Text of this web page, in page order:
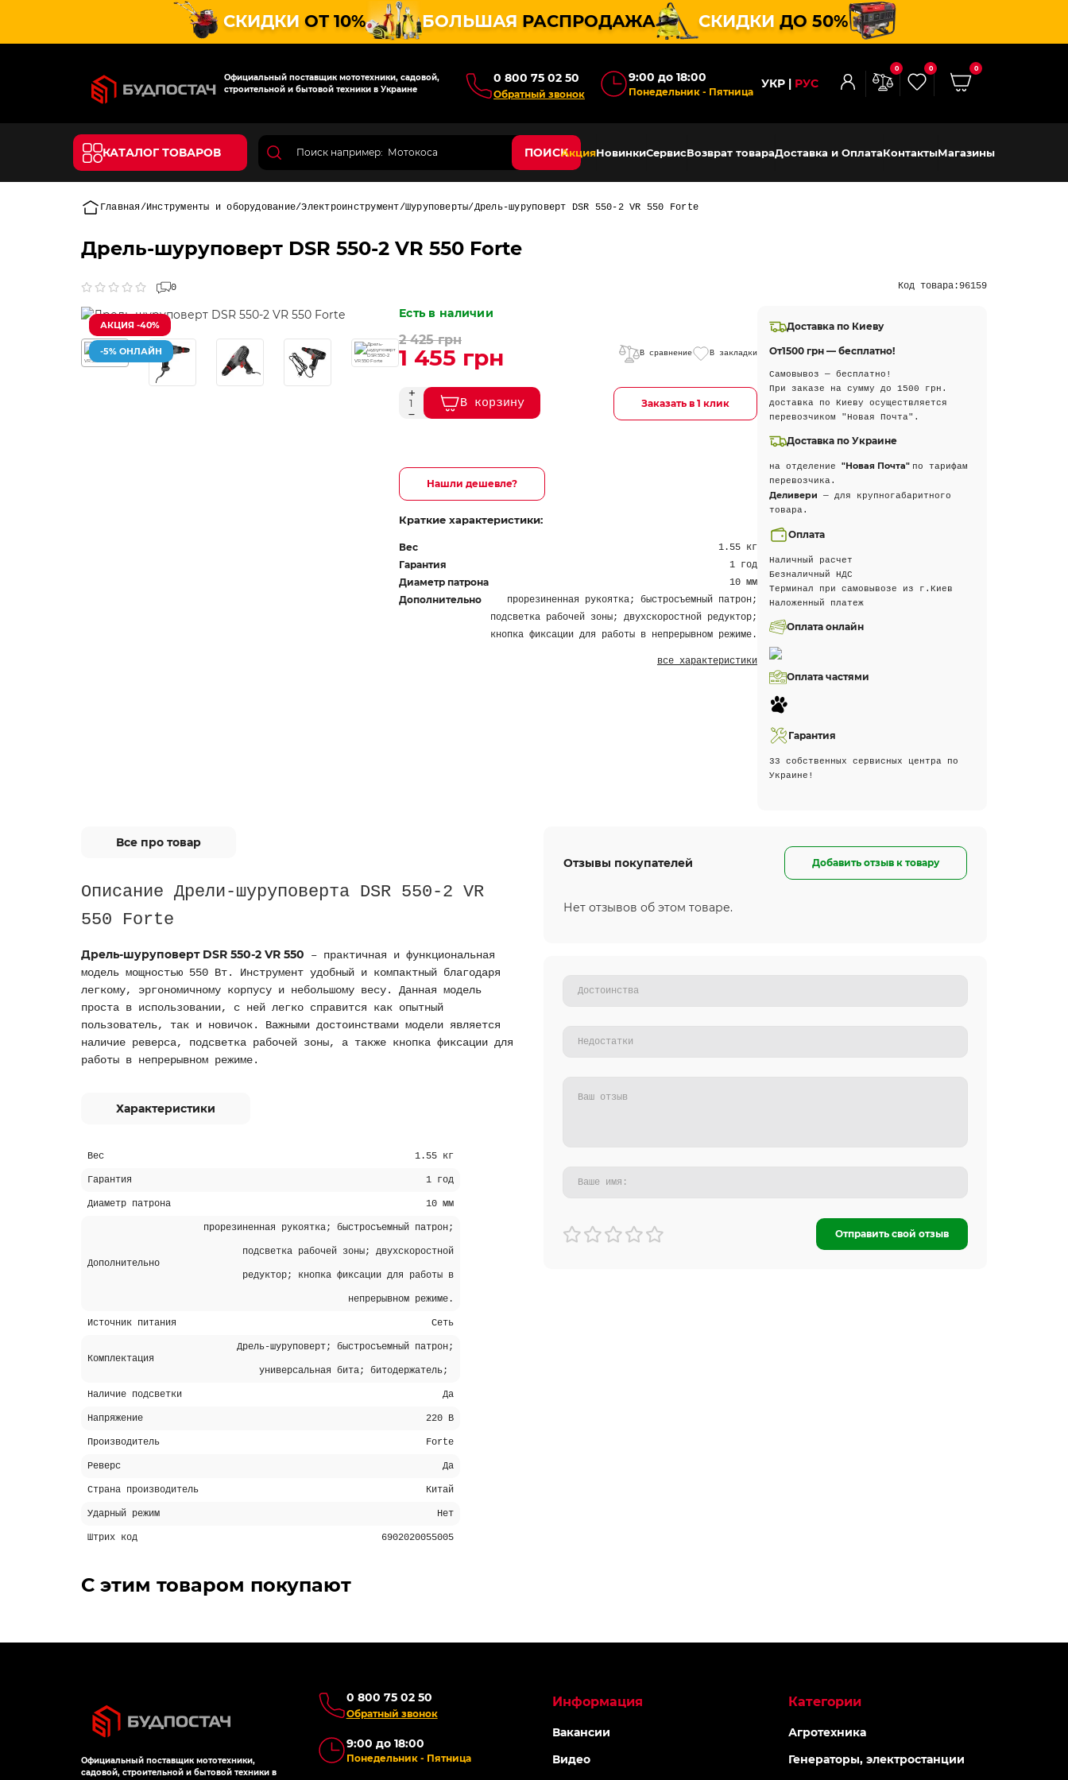
СКИДКИ ОТ 10% БОЛЬШАЯ РАСПРОДАЖА СКИДКИ ДО 50%
Официальный поставщик мототехники, садовой,
строительной и бытовой техники в Украине
0 800 75 02 50
Обратный звонок
9:00 до 18:00
Понедельник - Пятница
УКР РУС
0 0 0
КАТАЛОГ ТОВАРОВ ПОИСКАкцияНовинкиСервисВозврат товараДоставка и ОплатаКонтактыМагазины
Главная Инструменты и оборудование Электроинструмент Шуруповерты Дрель-шуруповерт DSR 550-2 VR 550 Forte
Дрель-шуруповерт DSR 550-2 VR 550 Forte
0 Код товара:96159
АКЦИЯ -40%
-5% ОНЛАЙН
Есть в наличии
2 425 грн
1 455 грн В сравнение В закладки
В корзину Заказать в 1 клик
Нашли дешевле?
Краткие характеристики:
Вес 1.55 кг
Гарантия 1 год
Диаметр патрона 10 мм
Дополнительно
прорезиненная рукоятка; быстросъемный патрон;
подсветка рабочей зоны; двухскоростной редуктор;
кнопка фиксации для работы в непрерывном режиме.
все характеристики
Доставка по Киеву
От1500 грн — бесплатно!
Самовывоз — бесплатно!
При заказе на сумму до 1500 грн.
доставка по Киеву осуществляется
перевозчиком "Новая Почта".
Доставка по Украине
на отделение "Новая Почта" по тарифам
перевозчика.
Деливери — для крупногабаритного
товара.
Оплата
Наличный расчет
Безналичный НДС
Терминал при самовывозе из г.Киев
Наложенный платеж
Оплата онлайн
Оплата частями
Гарантия
33 собственных сервисных центра по
Украине!
Все про товар
Описание Дрели-шуруповерта DSR 550-2 VR
550 Forte
Дрель-шуруповерт DSR 550-2 VR 550 – практичная и функциональная
модель мощностью 550 Вт. Инструмент удобный и компактный благодаря
легкому, эргономичному корпусу и небольшому весу. Данная модель
проста в использовании, с ней легко справится как опытный
пользователь, так и новичок. Важными достоинствами модели является
наличие реверса, подсветка рабочей зоны, а также кнопка фиксации для
работы в непрерывном режиме.
Характеристики
Вес 1.55 кг
Гарантия 1 год
Диаметр патрона 10 мм
Дополнительно
прорезиненная рукоятка; быстросъемный патрон;
подсветка рабочей зоны; двухскоростной
редуктор; кнопка фиксации для работы в
непрерывном режиме.
Источник питания Сеть
Комплектация
Дрель-шуруповерт; быстросъемный патрон;
универсальная бита; битодержатель;
Наличие подсветки Да
Напряжение 220 В
Производитель Forte
Реверс Да
Страна производитель Китай
Ударный режим Нет
Штрих код 6902020055005
Отзывы покупателей Добавить отзыв к товару
Нет отзывов об этом товаре.
Отправить свой отзыв
АКЦИЯ -15%
-5% ОНЛАЙН
-5% ОНЛАЙН АКЦИЯ -43%
-5% ОНЛАЙН
АКЦИЯ -40%
-5% ОНЛАЙН